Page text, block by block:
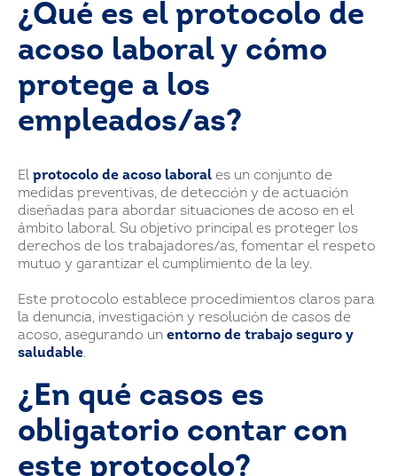
¿Qué es el protocolo de
acoso laboral y cómo
protege a los
empleados/as?
El protocolo de acoso laboral es un conjunto de
medidas preventivas, de detección y de actuación
diseñadas para abordar situaciones de acoso en el
ámbito laboral. Su objetivo principal es proteger los
derechos de los trabajadores/as, fomentar el respeto
mutuo y garantizar el cumplimiento de la ley.
Este protocolo establece procedimientos claros para
la denuncia, investigación y resolución de casos de
acoso, asegurando un entorno de trabajo seguro y
saludable.
¿En qué casos es
obligatorio contar con
este protocolo?